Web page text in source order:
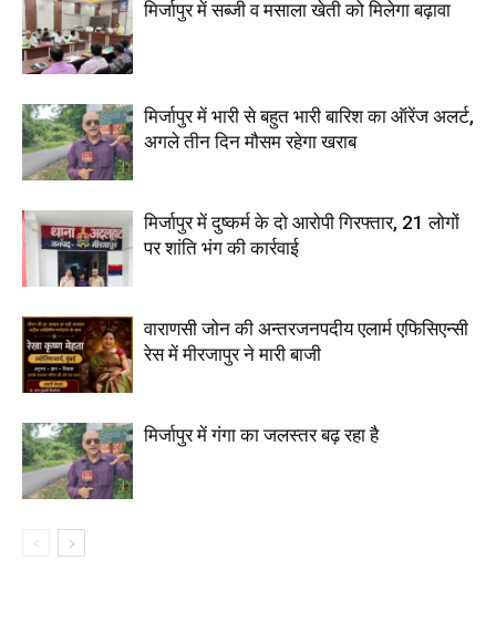
मिर्जापुर में सब्जी व मसाला खेती को मिलेगा बढ़ावा
मिर्जापुर में भारी से बहुत भारी बारिश का ऑरेंज अलर्ट,
अगले तीन दिन मौसम रहेगा खराब
मिर्जापुर में दुष्कर्म के दो आरोपी गिरफ्तार, 21 लोगों
पर शांति भंग की कार्रवाई
वाराणसी जोन की अन्तरजनपदीय एलार्म एफिसिएन्सी
रेस में मीरजापुर ने मारी बाजी
मिर्जापुर में गंगा का जलस्तर बढ़ रहा है